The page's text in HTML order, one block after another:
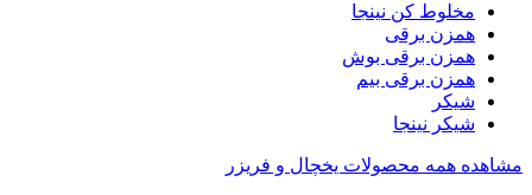
مخلوط کن نینجا
همزن برقی
همزن برقی بوش
همزن برقی بیم
شیکر
شیکر نینجا
مشاهده همه محصولات یخچال و فریزر